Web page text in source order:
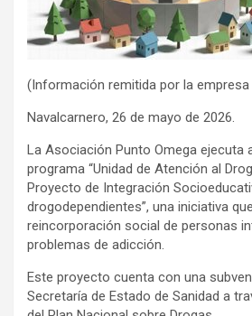
(Información remitida por la
Navalcarnero, 26 de mayo de 2026.
La Asociación Punto Omega ejecuta
programa “Unidad de Atención al
Proyecto de Integración
drogodependientes”, una iniciativa
reincorporación social de personas
problemas de adicción.
Este proyecto cuenta con una
Secretaría de Estado de Sanidad a